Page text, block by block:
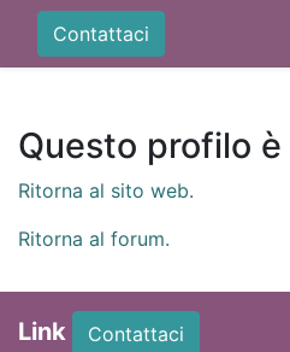
Contattaci
Questo profilo
Ritorna al sito web.
Ritorna al forum.
Link
Contattaci